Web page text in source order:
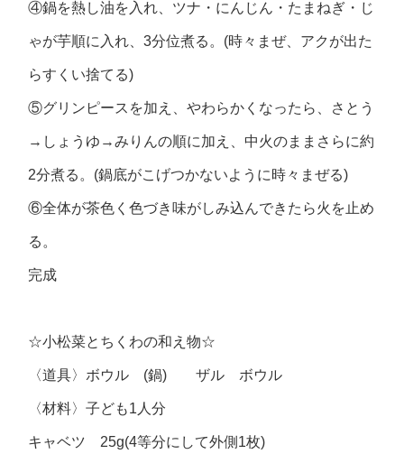
④鍋を熱し油を入れ、ツナ・にんじん・たまねぎ・じ
ゃが芋順に入れ、3分位煮る。(時々まぜ、アクが出た
らすくい捨てる)
⑤グリンピースを加え、やわらかくなったら、さとう
→しょうゆ→みりんの順に加え、中火のままさらに約
2分煮る。(鍋底がこげつかないように時々まぜる)
⑥全体が茶色く色づき味がしみ込んできたら火を止め
る。
完成
☆小松菜とちくわの和え物☆
〈道具〉ボウル (鍋) ザル ボウル
〈材料〉子ども1人分
キャベツ 25g(4等分にして外側1枚)